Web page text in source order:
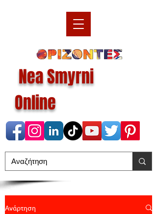
Nea Smyrni
Online
Ανάρτηση